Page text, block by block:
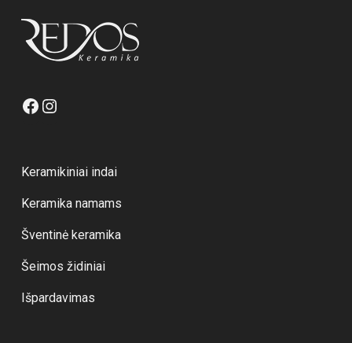
Facebook
Keramikiniai indai
Keramika namams
Šventinė keramika
Šeimos židiniai
Išpardavimas